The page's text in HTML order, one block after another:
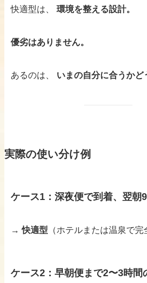
快適型は、環境を整える設計。
優劣はありません。
あるのは、 いまの自分に合うかど
実際の使い分け例
ケース1：深夜便で到着、翌朝
→快適型 （ホテルまたは温泉で完
ケース2：早朝便まで2〜3時間